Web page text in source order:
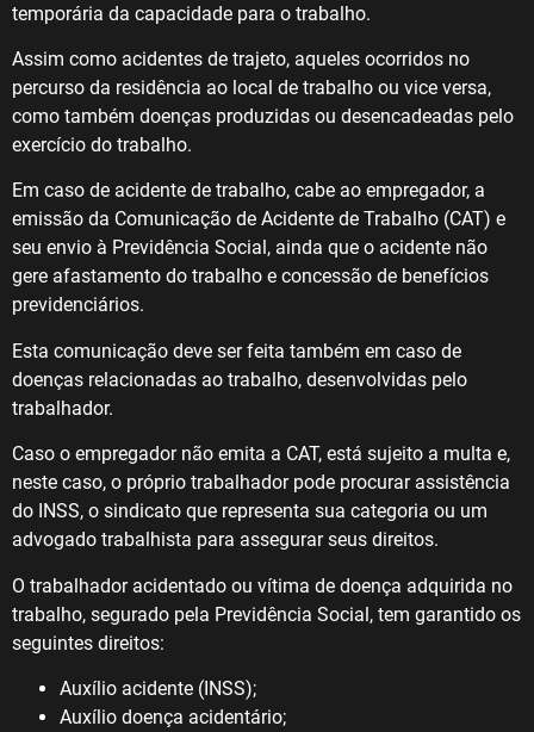
temporária da capacidade para o trabalho.
Assim como acidentes de trajeto, aqueles ocorridos no
percurso da residência ao local de trabalho ou vice versa,
como também doenças produzidas ou desencadeadas pelo
exercício do trabalho.
Em caso de acidente de trabalho, cabe ao empregador, a
emissão da Comunicação de Acidente de Trabalho (CAT) e
seu envio à Previdência Social, ainda que o acidente não
gere afastamento do trabalho e concessão de benefícios
previdenciários.
Esta comunicação deve ser feita também em caso de
doenças relacionadas ao trabalho, desenvolvidas pelo
trabalhador.
Caso o empregador não emita a CAT, está sujeito a multa e,
neste caso, o próprio trabalhador pode procurar assistência
do INSS, o sindicato que representa sua categoria ou um
advogado trabalhista para assegurar seus direitos.
O trabalhador acidentado ou vítima de doença adquirida no
trabalho, segurado pela Previdência Social, tem garantido os
seguintes direitos:
Auxílio acidente (INSS);
Auxílio doença acidentário;